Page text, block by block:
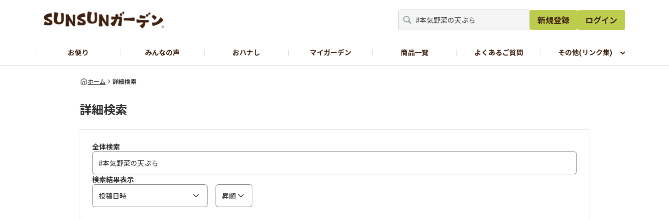
新規登録 ログイン
お便り みんなの声 おハナし マイガーデン 商品一覧 よくあるご質問 その他(リンク集)
公式サイト YouTubeチャンネル
ホーム 詳細検索
詳細検索
全体検索
検索結果表示
投稿日時
昇順